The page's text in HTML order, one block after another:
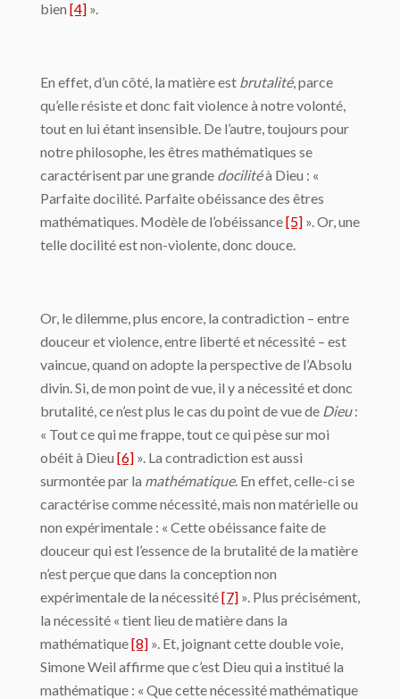
bien [4] ».
En effet, d’un côté, la matière est brutalité, parce
qu’elle résiste et donc fait violence à notre volonté,
tout en lui étant insensible. De l’autre, toujours pour
notre philosophe, les êtres mathématiques se
caractérisent par une grande docilitéà Dieu : «
Parfaite docilité. Parfaite obéissance des êtres
mathématiques. Modèle de l’obéissance[5] ». Or, une
telle docilité est non-violente, donc douce.
Or, le dilemme, plus encore, la contradiction – entre
douceur et violence, entre liberté et nécessité – est
vaincue, quand on adopte la perspective de l’Absolu
divin. Si, de mon point de vue, il y a nécessité et donc
brutalité, ce n’est plus le cas du point de vue de Dieu:
« Tout ce qui me frappe, tout ce qui pèse sur moi
obéit à Dieu [6] ». La contradiction est aussi
surmontée par la mathématique. En effet, celle-ci se
caractérise comme nécessité, mais non matérielle ou
non expérimentale : « Cette obéissance faite de
douceur qui est l’essence de la brutalité de la matière
n’est perçue que dans la conception non
expérimentale de la nécessité[7] ». Plus précisément,
la nécessité « tient lieu de matière dans la
mathématique[8] ». Et, joignant cette double voie,
Simone Weil affirme que c’est Dieu qui a institué la
mathématique : « Que cette nécessité mathématique